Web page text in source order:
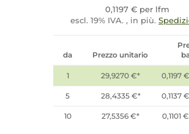
0,1197 € per lfm
escl. 19% IVA. , in più.
da Prezzo unitario
1 29,9270 €* 0,1197
5 28,4335 €* 0,1137
10 27,5356 €* 0,1101